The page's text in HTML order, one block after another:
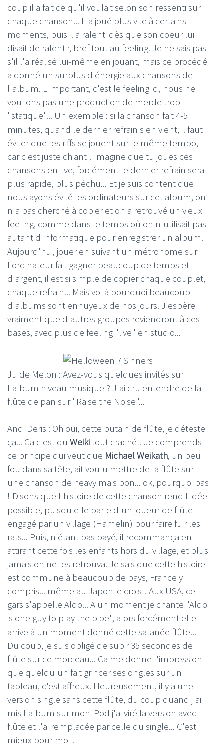
coup il a fait ce qu'il voulait selon son ressenti sur
chaque chanson... Il a joué plus vite à certains
moments, puis il a ralenti dès que son coeur lui
disait de ralentir, bref tout au feeling. Je ne sais pas
s'il l'a réalisé lui-même en jouant, mais ce procédé
a donné un surplus d'énergie aux chansons de
l'album. L'important, c'est le feeling ici, nous ne
voulions pas une production de merde trop
"statique"... Un exemple : si la chanson fait 4-5
minutes, quand le dernier refrain s'en vient, il faut
éviter que les riffs se jouent sur le même tempo,
car c'est juste chiant ! Imagine que tu joues ces
chansons en live, forcément le dernier refrain sera
plus rapide, plus péchu... Et je suis content que
nous ayons évité les ordinateurs sur cet album, on
n'a pas cherché à copier et on a retrouvé un vieux
feeling, comme dans le temps où on n'utilisait pas
autant d'informatique pour enregistrer un album.
Aujourd'hui, jouer en suivant un métronome sur
l'ordinateur fait gagner beaucoup de temps et
d'argent, il est si simple de copier chaque couplet,
chaque refrain... Mais voilà pourquoi beaucoup
d'albums sont ennuyeux de nos jours. J'espère
vraiment que d'autres groupes reviendront à ces
bases, avec plus de feeling "live" en studio...
Ju de Melon : Avez-vous quelques invités sur
l'album niveau musique ? J'ai cru entendre de la
flûte de pan sur "Raise the Noise"...
Andi Deris : Oh oui, cette putain de flûte, je déteste
ça... Ca c'est du Weikitout craché ! Je comprends
ce principe qui veut que Michael Weikath, un peu
fou dans sa tête, ait voulu mettre de la flûte sur
une chanson de heavy mais bon... ok, pourquoi pas
! Disons que l'histoire de cette chanson rend l'idée
possible, puisqu'elle parle d'un joueur de flûte
engagé par un village (Hamelin) pour faire fuir les
rats... Puis, n'étant pas payé, il recommança en
attirant cette fois les enfants hors du village, et plus
jamais on ne les retrouva. Je sais que cette histoire
est commune à beaucoup de pays, France y
compris... même au Japon je crois ! Aux USA, ce
gars s'appelle Aldo... A un moment je chante "Aldo
is one guy to play the pipe", alors forcément elle
arrive à un moment donné cette satanée flûte...
Du coup, je suis obligé de subir 35 secondes de
flûte sur ce morceau... Ca me donne l'impression
que quelqu'un fait grincer ses ongles sur un
tableau, c'est affreux. Heureusement, il y a une
version single sans cette flûte, du coup quand j'ai
mis l'album sur mon iPod j'ai viré la version avec
flûte et l'ai remplacée par celle du single... C'est
mieux pour moi !